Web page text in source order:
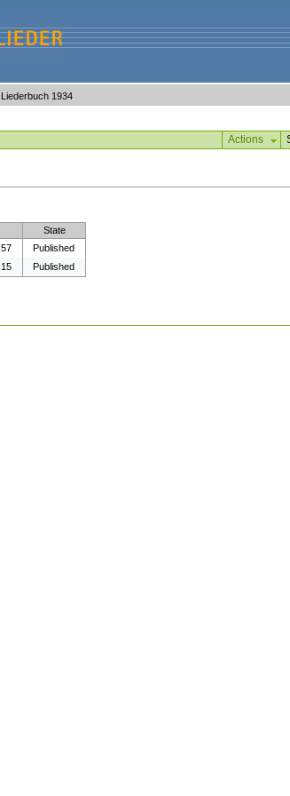
1934
Actions
State
Published
Published